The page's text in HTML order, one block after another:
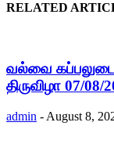
RELATED
வல்வை
திருவிழா 07/08/
admin - August 8,